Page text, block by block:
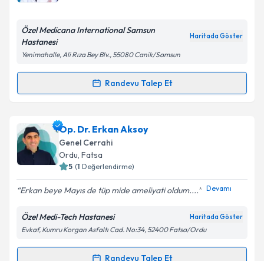
Kişisel verilerimin işlenmesine ilişkinAydınlatma
'ni okudum ve kişisel verilerimin belirtilen
kapsamda işlenmesini kabul ediyorum.
Takvim Talebini Gönder
Özel Medicana International Samsun
Hastanesi
Haritada Göster
Yenimahalle, Ali Rıza Bey Blv., 55080 Canik/Samsun
Randevu Talep Et
Randevu Takvimi Talebi
Op. Dr. Ömer Faruk Bükiçin randevu takvimi talebi
oluşturun. Size bu uzmandan randevu almanız için bir
takvim hazırlandığında e-posta ile bilgilendireceğiz.
Kişisel verilerimin işlenmesine ilişkinAydınlatma
Metni'ni okudum ve kişisel verilerimin belirtilen
kapsamda işlenmesini kabul ediyorum.
Op. Dr. Erkan Aksoy
Genel Cerrahi
Ordu, Fatsa
5 (1 Değerlendirme)
Erkan beye Mayıs de tüp mide ameliyati oldum.... Devamı
Özel Medi-Tech Hastanesi Haritada Göster
Evkaf, Kumru Korgan Asfaltı Cad. No:34, 52400 Fatsa/Ordu
Randevu Talep Et